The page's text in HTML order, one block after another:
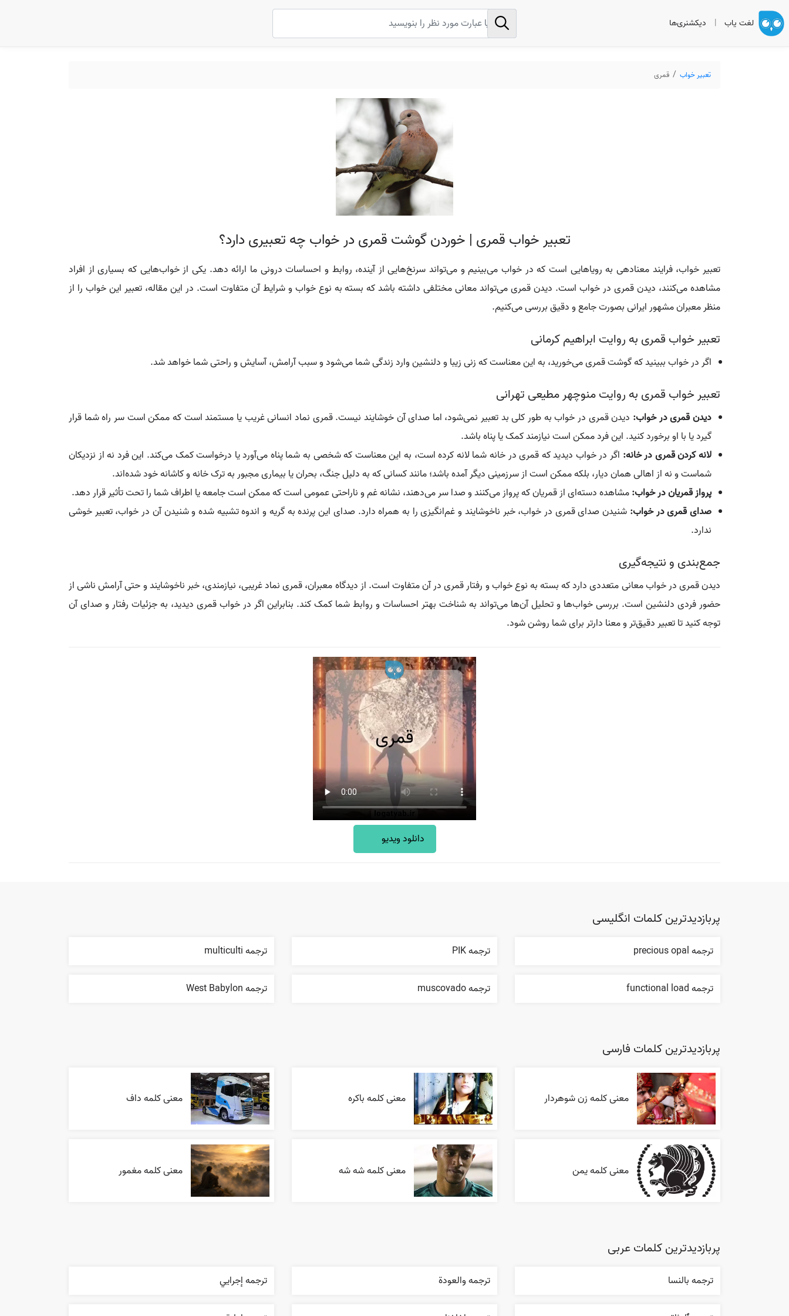
لغت یاب | دیکشنری‌ها
تعبیر خواب قمری
تعبیر خواب قمری | خوردن گوشت قمری در خواب چه تعبیری دارد؟
تعبیر خواب، فرایند معنادهی به رویاهایی است که در خواب می‌بینیم و می‌تواند سرنخ‌هایی از آینده، روابط و احساسات درونی ما ارائه دهد. یکی از خواب‌هایی که بسیاری از افراد
مشاهده می‌کنند، دیدن قمری در خواب است. دیدن قمری می‌تواند معانی مختلفی داشته باشد که بسته به نوع خواب و شرایط آن متفاوت است. در این مقاله، تعبیر این خواب را از
منظر معبران مشهور ایرانی بصورت جامع و دقیق بررسی می‌کنیم.
تعبیر خواب قمری به روایت ابراهیم کرمانی
اگر در خواب ببینید که گوشت قمری می‌خورید، به این معناست که زنی زیبا و دلنشین وارد زندگی شما می‌شود و سبب آرامش، آسایش و راحتی شما خواهد شد.
تعبیر خواب قمری به روایت منوچهر مطیعی تهرانی
دیدن قمری در خواب: دیدن قمری در خواب به طور کلی بد تعبیر نمی‌شود، اما صدای آن خوشایند نیست. قمری نماد انسانی غریب یا مستمند است که ممکن است سر راه شما قرار
گیرد یا با او برخورد کنید. این فرد ممکن است نیازمند کمک یا پناه باشد.
لانه کردن قمری در خانه: اگر در خواب دیدید که قمری در خانه شما لانه کرده است، به این معناست که شخصی به شما پناه می‌آورد یا درخواست کمک می‌کند. این فرد نه از نزدیکان
شماست و نه از اهالی همان دیار، بلکه ممکن است از سرزمینی دیگر آمده باشد؛ مانند کسانی که به دلیل جنگ، بحران یا بیماری مجبور به ترک خانه و کاشانه خود شده‌اند.
پرواز قمریان در خواب:مشاهده دسته‌ای از قمریان که پرواز می‌کنند و صدا سر می‌دهند، نشانه غم و ناراحتی عمومی است که ممکن است جامعه یا اطراف شما را تحت تأثیر قرار دهد.
صدای قمری در خواب: شنیدن صدای قمری در خواب، خبر ناخوشایند و غم‌انگیزی را به همراه دارد. صدای این پرنده به گریه و اندوه تشبیه شده و شنیدن آن در خواب، تعبیر خوشی
ندارد.
جمع‌بندی و نتیجه‌گیری
دیدن قمری در خواب معانی متعددی دارد که بسته به نوع خواب و رفتار قمری در آن متفاوت است. از دیدگاه معبران، قمری نماد غریبی، نیازمندی، خبر ناخوشایند و حتی آرامش ناشی از
حضور فردی دلنشین است. بررسی خواب‌ها و تحلیل آن‌ها می‌تواند به شناخت بهتر احساسات و روابط شما کمک کند. بنابراین اگر در خواب قمری دیدید، به جزئیات رفتار و صدای آن
توجه کنید تا تعبیر دقیق‌تر و معنا دارتر برای شما روشن شود.
دانلود ویدیو
پربازدیدترین کلمات انگلیسی
ترجمه precious opal ترجمه PIK ترجمه multiculti
ترجمه functional load ترجمه muscovado ترجمه West Babylon
پربازدیدترین کلمات فارسی
معنی کلمه زن شوهردار معنی کلمه باکره معنی کلمه داف
معنی کلمه یمن معنی کلمه شه شه معنی کلمه مغمور
پربازدیدترین کلمات عربی
ترجمه بالنسا ترجمه والعودة ترجمه إجرایي